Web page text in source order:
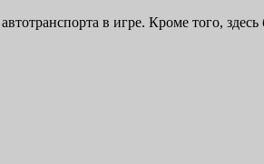
в игре. Кроме того,